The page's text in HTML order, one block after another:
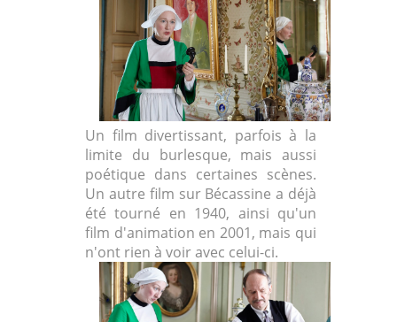
Un film divertissant, parfois à la
limite du burlesque, mais aussi
poétique dans certaines scènes.
Un autre film sur Bécassine a déjà
été tourné en 1940, ainsi qu'un
film d'animation en 2001, mais qui
n'ont rien à voir avec celui-ci.